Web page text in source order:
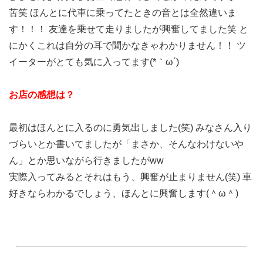
苦笑 ほんとに代車に乗ってたときの音とは全然違いま
す！！！ 友達を乗せて走りましたが興奮してました笑 と
にかくこれは自分の耳で聞かなきゃわかりません！！ ツ
イーターがとても気に入ってます(*｀ω´)
お店の感想は？
最初はほんとに入るのに勇気出しました(笑) みなさん入り
づらいとか書いてましたが「まさか、そんなわけないや
ん」とか思いながら行きましたがww
実際入ってみるとそれはもう、興奮が止まりません(笑) 車
好きならわかるでしょう、ほんとに興奮します(＾ω＾)